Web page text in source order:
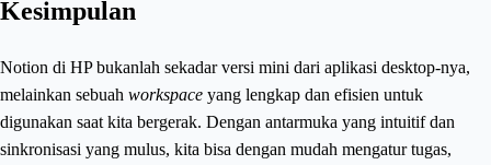
Kesimpulan
Notion di HP bukanlah sekadar versi mini dari aplikasi desktop-nya,
melainkan sebuah workspace yang lengkap dan efisien untuk
digunakan saat kita bergerak. Dengan antarmuka yang intuitif dan
sinkronisasi yang mulus, kita bisa dengan mudah mengatur tugas,